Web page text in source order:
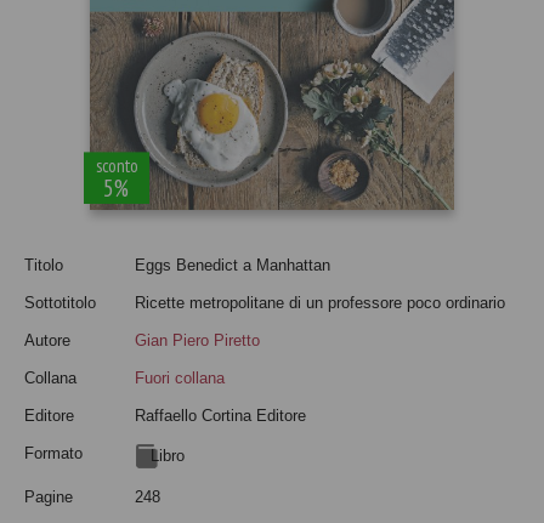
sconto
5%
Titolo Eggs Benedict a Manhattan
Sottotitolo Ricette metropolitane di un professore poco ordinario
Autore Gian Piero Piretto
Collana Fuori collana
Editore Raffaello Cortina Editore
Formato Libro
Pagine 248